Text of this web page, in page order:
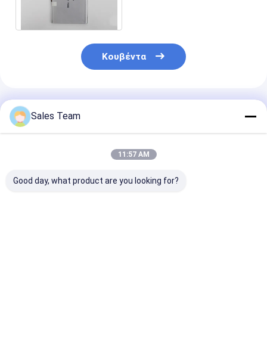
Κουβέντα
Συνιστώμενα Προϊόντα
Sales Team
11:57 AM
Good day, what product are you looking for?